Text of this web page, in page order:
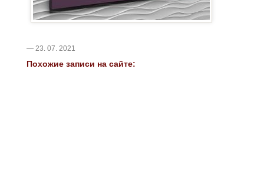
— 23. 07. 2021
Похожие записи на сайте: